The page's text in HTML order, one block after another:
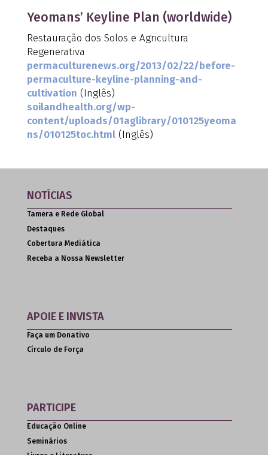
Yeomans’ Keyline Plan (worldwide)
Restauração dos Solos e Agricultura
Regenerativa
permaculturenews.org/2013/02/22/before-
permaculture-keyline-planning-and-
cultivation (Inglês)
soilandhealth.org/wp-
content/uploads/01aglibrary/010125yeoma
ns/010125toc.html(Inglês)
NOTÍCIAS
Tamera e Rede Global
Destaques
Cobertura Mediática
Receba a Nossa Newsletter
APOIE E INVISTA
Faça um Donativo
Círculo de Força
PARTICIPE
Educação Online
Seminários